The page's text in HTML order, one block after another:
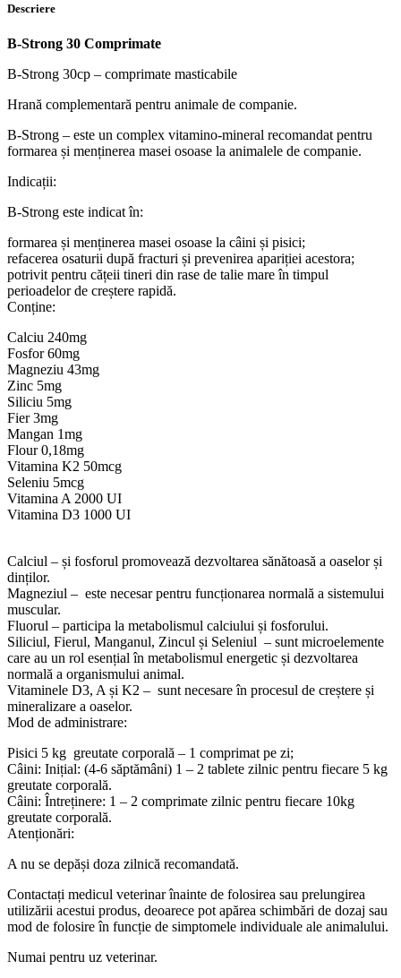
Descriere
B-Strong 30 Comprimate
B-Strong 30cp – comprimate masticabile
Hrană complementară pentru animale de companie.
B-Strong – este un complex vitamino-mineral recomandat pentru
formarea și menținerea masei osoase la animalele de companie.
Indicații:
B-Strong este indicat în:
formarea și menținerea masei osoase la câini și pisici;
refacerea osaturii după fracturi și prevenirea apariției acestora;
potrivit pentru cățeii tineri din rase de talie mare în timpul
perioadelor de creștere rapidă.
Conține:
Calciu 240mg
Fosfor 60mg
Magneziu 43mg
Zinc 5mg
Siliciu 5mg
Fier 3mg
Mangan 1mg
Flour 0,18mg
Vitamina K2 50mcg
Seleniu 5mcg
Vitamina A 2000 UI
Vitamina D3 1000 UI
Calciul – și fosforul promovează dezvoltarea sănătoasă a oaselor și
dinților.
Magneziul – este necesar pentru funcționarea normală a sistemului
muscular.
Fluorul – participa la metabolismul calciului și fosforului.
Siliciul, Fierul, Manganul, Zincul și Seleniul – sunt microelemente
care au un rol esențial în metabolismul energetic și dezvoltarea
normală a organismului animal.
Vitaminele D3, A și K2 – sunt necesare în procesul de creștere și
mineralizare a oaselor.
Mod de administrare:
Pisici 5 kg greutate corporală – 1 comprimat pe zi;
Câini: Inițial: (4-6 săptămâni) 1 – 2 tablete zilnic pentru fiecare 5 kg
greutate corporală.
Câini: Întreținere: 1 – 2 comprimate zilnic pentru fiecare 10kg
greutate corporală.
Atenționări:
A nu se depăși doza zilnică recomandată.
Contactați medicul veterinar înainte de folosirea sau prelungirea
utilizării acestui produs, deoarece pot apărea schimbări de dozaj sau
mod de folosire în funcție de simptomele individuale ale animalului.
Numai pentru uz veterinar.